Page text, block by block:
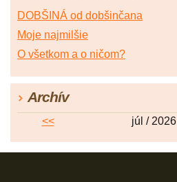
DOBŠINÁ od dobšinčana
Moje najmilšie
O všetkom a o ničom?
Archív
<< júl / 2026